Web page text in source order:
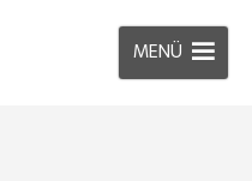
MENÜ